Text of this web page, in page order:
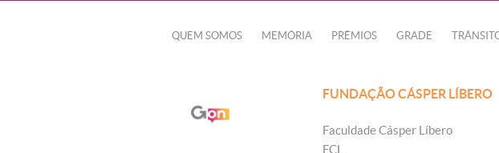
QUEM SOMOS MEMÓRIA PRÊMIOS GRADE
FUNDAÇÃO CÁSPER LÍBERO
Faculdade Cásper Líbero
FCL